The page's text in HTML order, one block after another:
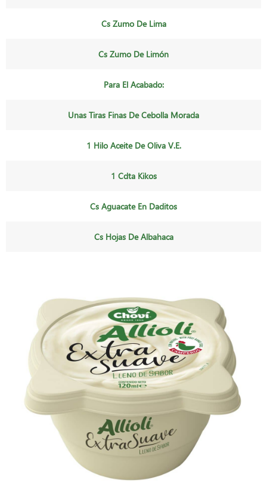
Cs Zumo De Lima
Cs Zumo De Limón
Para El Acabado:
Unas Tiras Finas De Cebolla Morada
1 Hilo Aceite De Oliva V.e.
1 Cdta Kikos
Cs Aguacate En Daditos
Cs Hojas De Albahaca